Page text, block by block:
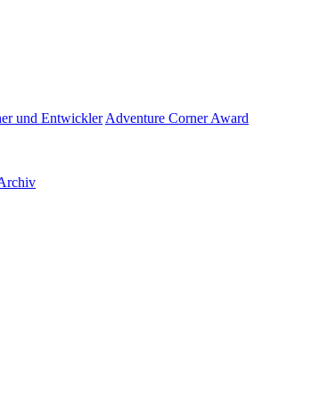
und Entwickler Adventure Corner Award